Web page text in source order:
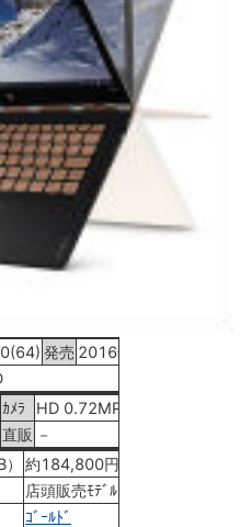
発売 2016年6月3日
ｶﾒﾗ
HD 0.72MP
直販 －
約184,800円（256GB）
店頭販売ﾓﾃﾞﾙ
ｺﾞｰﾙﾄﾞ